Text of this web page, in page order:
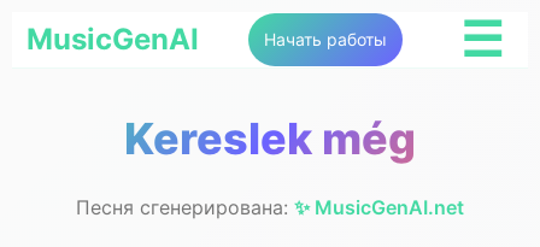
MusicGenAI Начать работы
☰
Kereslek még
Песня сгенерирована: ✨ MusicGenAI.net